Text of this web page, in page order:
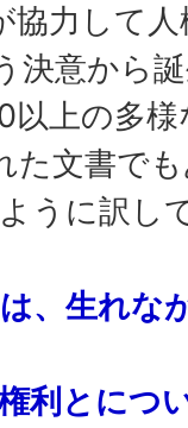
協力して
決意から
上の多
た文書で
うに訳し
、生れな
につい